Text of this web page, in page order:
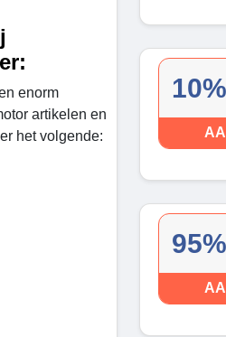
enorm
artikelen en
het volgende: